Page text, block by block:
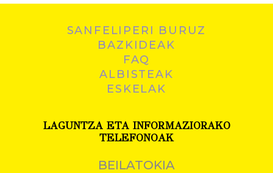
SANFELIPERI BURUZ
BAZKIDEAK
FAQ
ALBISTEAK
ESKELAK
LAGUNTZA ETA INFORMAZIORAKO
TELEFONOAK
BEILATOKIA